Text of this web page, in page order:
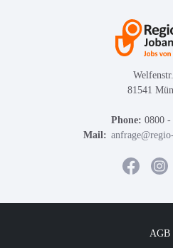
81541
Phone: 0800 -
Mail:
AGB